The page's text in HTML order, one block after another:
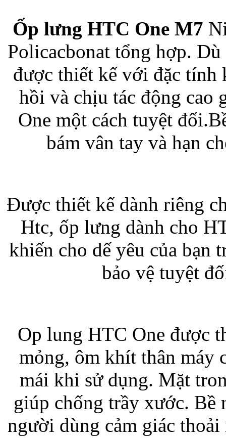
Bao da Samsung
Ốp lưng iPhone
Bao da iPhone
Ốp lưng HTC One M7
Policacbonat tổng hợp.
được thiết kế với đặc tính
hồi và chịu tác động cao
One một cách tuyệt
bám vân tay và hạn
Được thiết kế dành riêng
Htc, ốp lưng dành cho
khiến cho dế yêu của bạn
bảo vệ tuyệt
Op lung HTC One được
mỏng, ôm khít thân máy
mái khi sử dụng. Mặt
giúp chống trầy xước. Bề
người dùng cảm giác